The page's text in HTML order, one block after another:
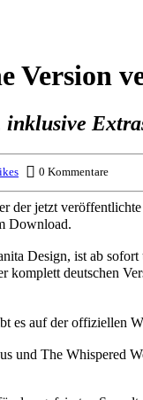
Version
inklusive
0 Kommentare
der jetzt
Download.
Design, ist ab
komplett deutschen
es auf der offiziellen
The Whispered